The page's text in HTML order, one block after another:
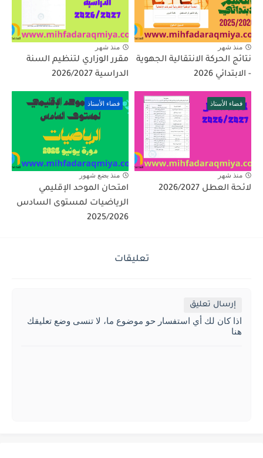
منذ شهر
نتائج الحركة الانتقالية الجهوية
- الابتدائي 2026
منذ شهر
مقرر الوزاري لتنظيم السنة
الدراسية 2026/2027
فضاء الأستاذ
منذ شهر
لائحة العطل 2026/2027
فضاء الأستاذ
منذ بضع شهور
امتحان الموحد الإقليمي
الرياضيات لمستوى السادس
2025/2026
تعليقات
إرسال تعليق
اذا كان لك أي استفسار حو موضوع ما، لا تنسى وضع تعليقك
هنا